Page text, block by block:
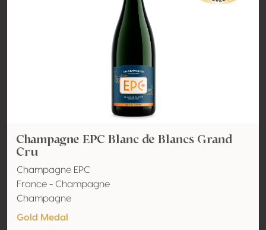
Champagne EPC Blanc de Blancs Grand
Cru
Champagne EPC
France - Champagne
Champagne
Gold Medal